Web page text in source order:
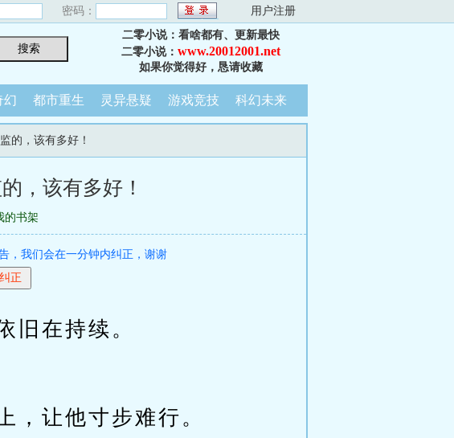
密码： 用户注册
二零小说：看啥都有、更新最快
二零小说： www.20012001.net
如果你觉得好，恳请收藏
幻 都市重生 灵异悬疑 游戏竞技 科幻未来
的，该有多好！
，该有多好！
的书架
，我们会在一分钟内纠正，谢谢
在持续。
，让他寸步难行。